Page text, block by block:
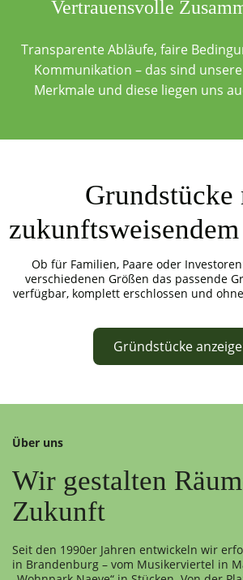
Vertrauensvolle
Transparente Abläufe, faire
Kommunikation – das sind
Merkmale und diese liegen uns
Grundstücke
Ob für Familien, Paare oder
verschiedenen Größen das passende
verfügbar, komplett erschlossen und
Gründstücke
Über uns
Wir gestalten
Zukunft
Seit den 1990er Jahren entwickeln wir
in Brandenburg – vom Musikerviertel in